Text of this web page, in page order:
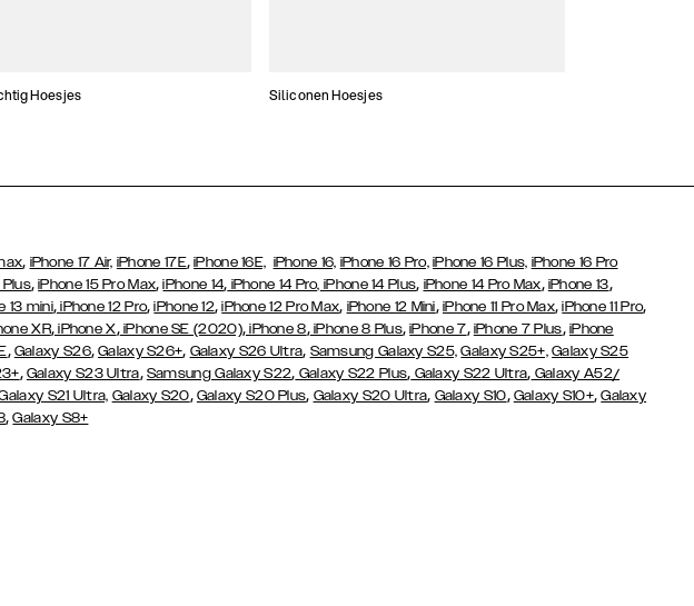
Hoesjes Siliconen Hoesjes
, iPhone 17 Air, iPhone 17E,iPhone 16E, iPhone 16, iPhone 16 Pro, iPhone 16 Plus, iPhone 16 Pro
Plus,iPhone 15 Pro Max,iPhone 14, iPhone 14 Pro, iPhone 14 Plus, iPhone 14 Pro Max, iPhone 13,
13 mini,iPhone 12 Pro,iPhone 12,iPhone 12 Pro Max, iPhone 12 Mini, iPhone 11 Pro Max,iPhone 11 Pro,
XR,iPhone X,iPhone SE (2020),iPhone 8,iPhone 8 Plus,iPhone 7, iPhone 7 Plus, iPhone
, Galaxy S26,Galaxy S26+, Galaxy S26 Ultra, Samsung Galaxy S25, Galaxy S25+, Galaxy S25
, Galaxy S23 Ultra, Samsung Galaxy S22, Galaxy S22 Plus, Galaxy S22 Ultra, Galaxy A52/
S21 Ultra, Galaxy S20, Galaxy S20 Plus, Galaxy S20 Ultra, Galaxy S10, Galaxy S10+,Galaxy
,Galaxy S8+